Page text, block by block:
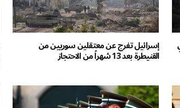
إسرائيل تفرج عن معتقلين سوريين من
القنيطرة بعد 13 شهراً من الاحتجاز